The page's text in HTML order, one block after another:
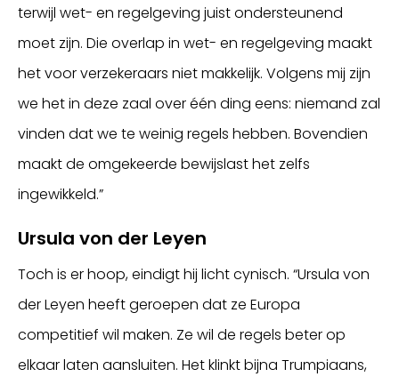
terwijl wet- en regelgeving juist ondersteunend
moet zijn. Die overlap in wet- en regelgeving maakt
het voor verzekeraars niet makkelijk. Volgens mij zijn
we het in deze zaal over één ding eens: niemand zal
vinden dat we te weinig regels hebben. Bovendien
maakt de omgekeerde bewijslast het zelfs
ingewikkeld.”
Ursula von der Leyen
Toch is er hoop, eindigt hij licht cynisch. “Ursula von
der Leyen heeft geroepen dat ze Europa
competitief wil maken. Ze wil de regels beter op
elkaar laten aansluiten. Het klinkt bijna Trumpiaans,